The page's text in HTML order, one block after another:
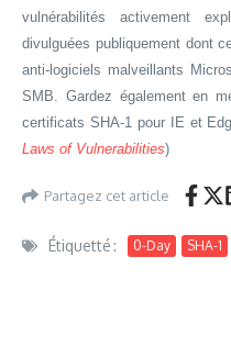
vulnérabilités activement
divulguées publiquement dont
anti-logiciels malveillants
SMB. Gardez également en
certificats SHA-1 pour IE et
Laws of Vulnerabilities)
Partagez cet article
Étiquetté : 0-Day SHA-1